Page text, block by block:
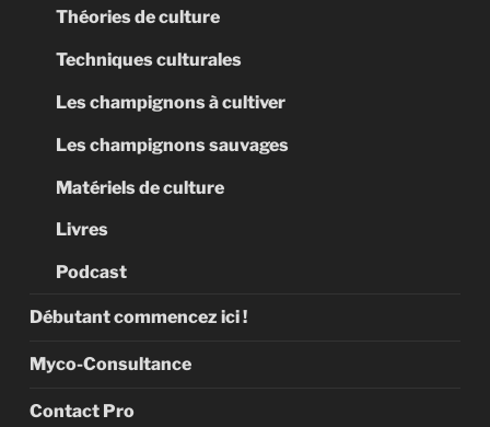
Théories de culture
Techniques culturales
Les champignons à cultiver
Les champignons sauvages
Matériels de culture
Livres
Podcast
Débutant commencez ici !
Myco-Consultance
Contact Pro